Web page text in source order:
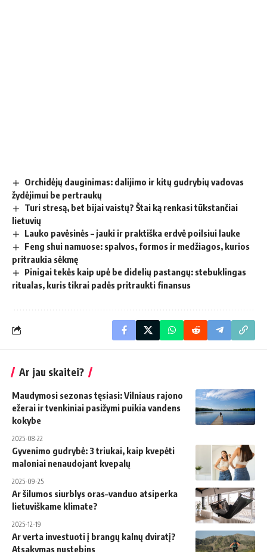
Orchidėjų dauginimas: dalijimo ir kitų gudrybių vadovas
žydėjimui be pertraukų
Turi stresą, bet bijai vaistų? Štai ką renkasi tūkstančiai
lietuvių
Lauko pavėsinės – jauki ir praktiška erdvė poilsiui lauke
Feng shui namuose: spalvos, formos ir medžiagos, kurios
pritraukia sėkmę
Pinigai tekės kaip upė be didelių pastangų: stebuklingas
ritualas, kuris tikrai padės pritraukti finansus
Ar jau skaitei?
Maudymosi sezonas tęsiasi: Vilniaus rajono
ežerai ir tvenkiniai pasižymi puikia vandens
kokybe
2025-08-22
Gyvenimo gudrybė: 3 triukai, kaip kvepėti
maloniai nenaudojant kvepalų
2025-09-25
Ar šilumos siurblys oras–vanduo atsiperka
lietuviškame klimate?
2025-12-19
Ar verta investuoti į brangų kalnų dviratį?
Atsakymas nustebins